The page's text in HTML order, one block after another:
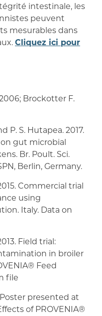
intestinale, les
peuvent
mesurables dans
Cliquez ici pour
Brockotter F.
P. S. Hutapea. 2017.
on gut microbial
Br. Poult. Sci.
Berlin, Germany.
Commercial trial
using
Italy. Data on
Field trial:
in broiler
Feed
file
presented at
of PROVENIA®